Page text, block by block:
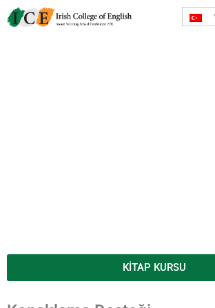
KİTAP KURSU